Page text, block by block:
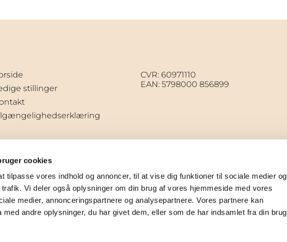
cookies
tilpasse vores indhold og annoncer, til at vise dig funktioner til sociale medier og
Vi deler også oplysninger om din brug af vores hjemmeside med vores
medier, annonceringspartnere og analysepartnere. Vores partnere kan
med andre oplysninger, du har givet dem, eller som de har indsamlet fra din brug
stillinger
CVR: 60971110
EAN: 5798000 856899
Privatlivspolitik Log på ChurchDesk